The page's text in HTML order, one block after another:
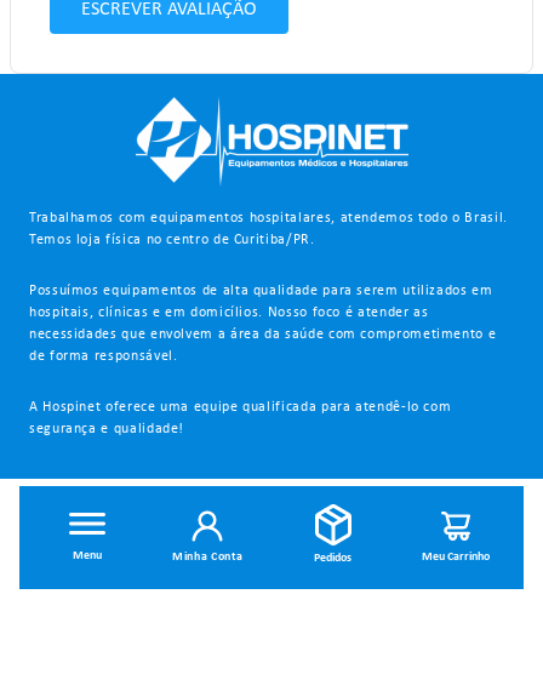
Minha Conta
ESCREVER AVALIAÇÃO
Trabalhamos com equipamentos hospitalares, atendemos todo o Brasil.
Temos loja física no centro de Curitiba/PR.
Possuímos equipamentos de alta qualidade para serem utilizados em
hospitais, clínicas e em domicílios. Nosso foco é atender as
necessidades que envolvem a área da saúde com comprometimento e
de forma responsável.
A Hospinet oferece uma equipe qualificada para atendê-lo com
segurança e qualidade!
INSTITUCIONAL